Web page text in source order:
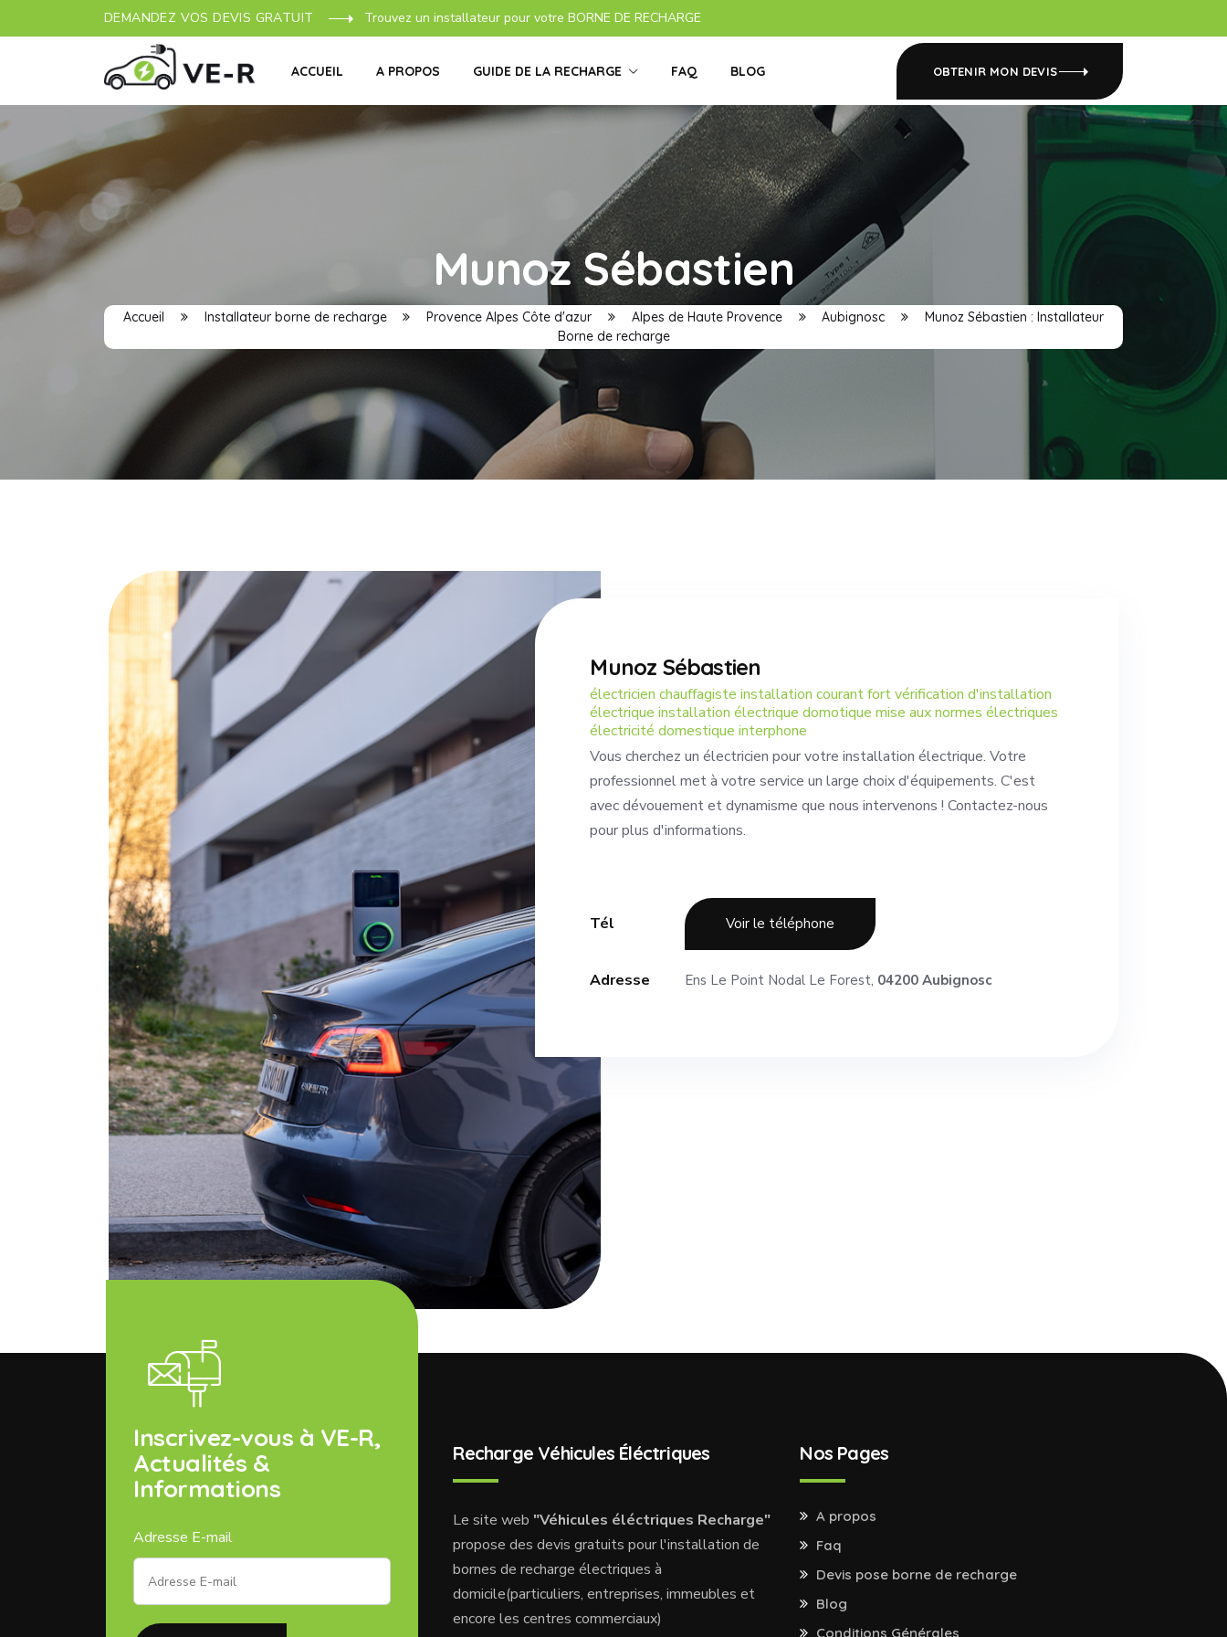
DEMANDEZ VOS DEVIS GRATUIT Trouvez un installateur pour votre BORNE DE RECHARGE
ACCUEIL A PROPOS GUIDE DE LA RECHARGE FAQ BLOG OBTENIR MON DEVIS
Munoz Sébastien
Accueil Installateur borne de recharge Provence Alpes Côte d'azur Alpes de Haute Provence Aubignosc
Munoz Sébastien : Installateur
Borne de recharge
Munoz Sébastien
électricien chauffagiste installation courant fort vérification d'installation
électrique installation électrique domotique mise aux normes électriques
électricité domestique interphone
Vous cherchez un électricien pour votre installation électrique. Votre
professionnel met à votre service un large choix d'équipements. C'est
avec dévouement et dynamisme que nous intervenons ! Contactez-nous
pour plus d'informations.
Tél Voir le téléphone
Adresse Ens Le Point Nodal Le Forest, 04200 Aubignosc
Inscrivez-vous à VE-R,
Actualités &
Informations
Adresse E-mail
Recharge Véhicules Éléctriques
Le site web"Véhicules éléctriques Recharge"
propose des devis gratuits pour l'installation de
bornes de recharge électriques à
domicile(particuliers, entreprises, immeubles et
encore les centres commerciaux)
Nos Pages
A propos
Faq
Devis pose borne de recharge
Blog
Conditions Générales